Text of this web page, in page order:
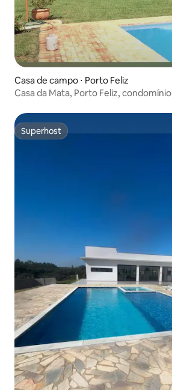
Casa de campo ⋅ Porto Feliz
Casa da Mata, Porto Feliz, condomínio
Superhost
Superhost